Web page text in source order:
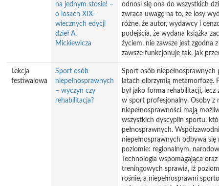
na jednym stosie! –
o losach XIX-
wiecznych edycji
dzieł A.
Mickiewicza
odnosi się ona do wszystkich
zwraca uwagę na to, że losy
różne, że autor, wydawcy i
podejścia, że wydana książka
życiem, nie zawsze jest zgodna
zawsze funkcjonuje tak, jak
Lekcja
festiwalowa
Sport osób
niepełnosprawnych
– wyczyn czy
rehabilitacja?
Sport osób niepełnosprawnych
latach olbrzymią metamorfozę.
był jako forma rehabilitacji, lecz
w sport profesjonalny. Osoby z
niepełnosprawności mają
wszystkich dyscyplin sportu,
pełnosprawnych.
niepełnosprawnych odbywa
poziomie: regionalnym,
Technologia wspomagająca
treningowych sprawia, iż
rośnie, a niepełnosprawni